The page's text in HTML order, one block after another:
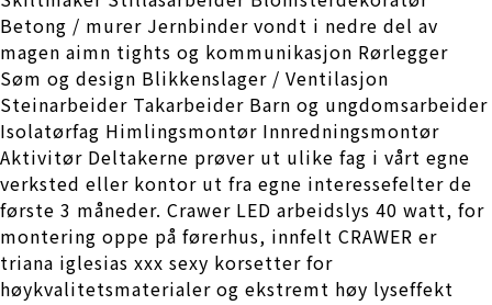
Betong / murer Jernbinder vondt i nedre del av
magen aimn tights og kommunikasjon Rørlegger
Søm og design Blikkenslager / Ventilasjon
Steinarbeider Takarbeider Barn og ungdomsarbeider
Isolatørfag Himlingsmontør Innredningsmontør
Aktivitør Deltakerne prøver ut ulike fag i vårt egne
verksted eller kontor ut fra egne interessefelter de
første 3 måneder. Crawer LED arbeidslys 40 watt, for
montering oppe på førerhus, innfelt CRAWER er
triana iglesias xxx sexy korsetter for
høykvalitetsmaterialer og ekstremt høy lyseffekt